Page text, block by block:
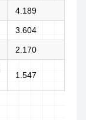
4.189
3.604
2.170
1.547